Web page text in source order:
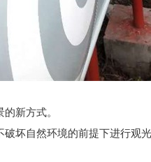
新方式。
坏自然环境的前提下进行观